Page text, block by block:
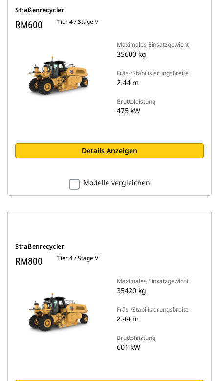
Straßenrecycler
RM600 Tier 4 / Stage V
Maximales Einsatzgewicht
35600 kg
Fräs-/Stabilisierungsbreite
2.44 m
Bruttoleistung
475 kW
Details Anzeigen
Modelle vergleichen
Straßenrecycler
RM800 Tier 4 / Stage V
Maximales Einsatzgewicht
35420 kg
Fräs-/Stabilisierungsbreite
2.44 m
Bruttoleistung
601 kW